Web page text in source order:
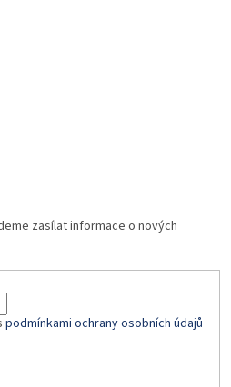
zasílat informace o nových
podmínkami ochrany osobních údajů